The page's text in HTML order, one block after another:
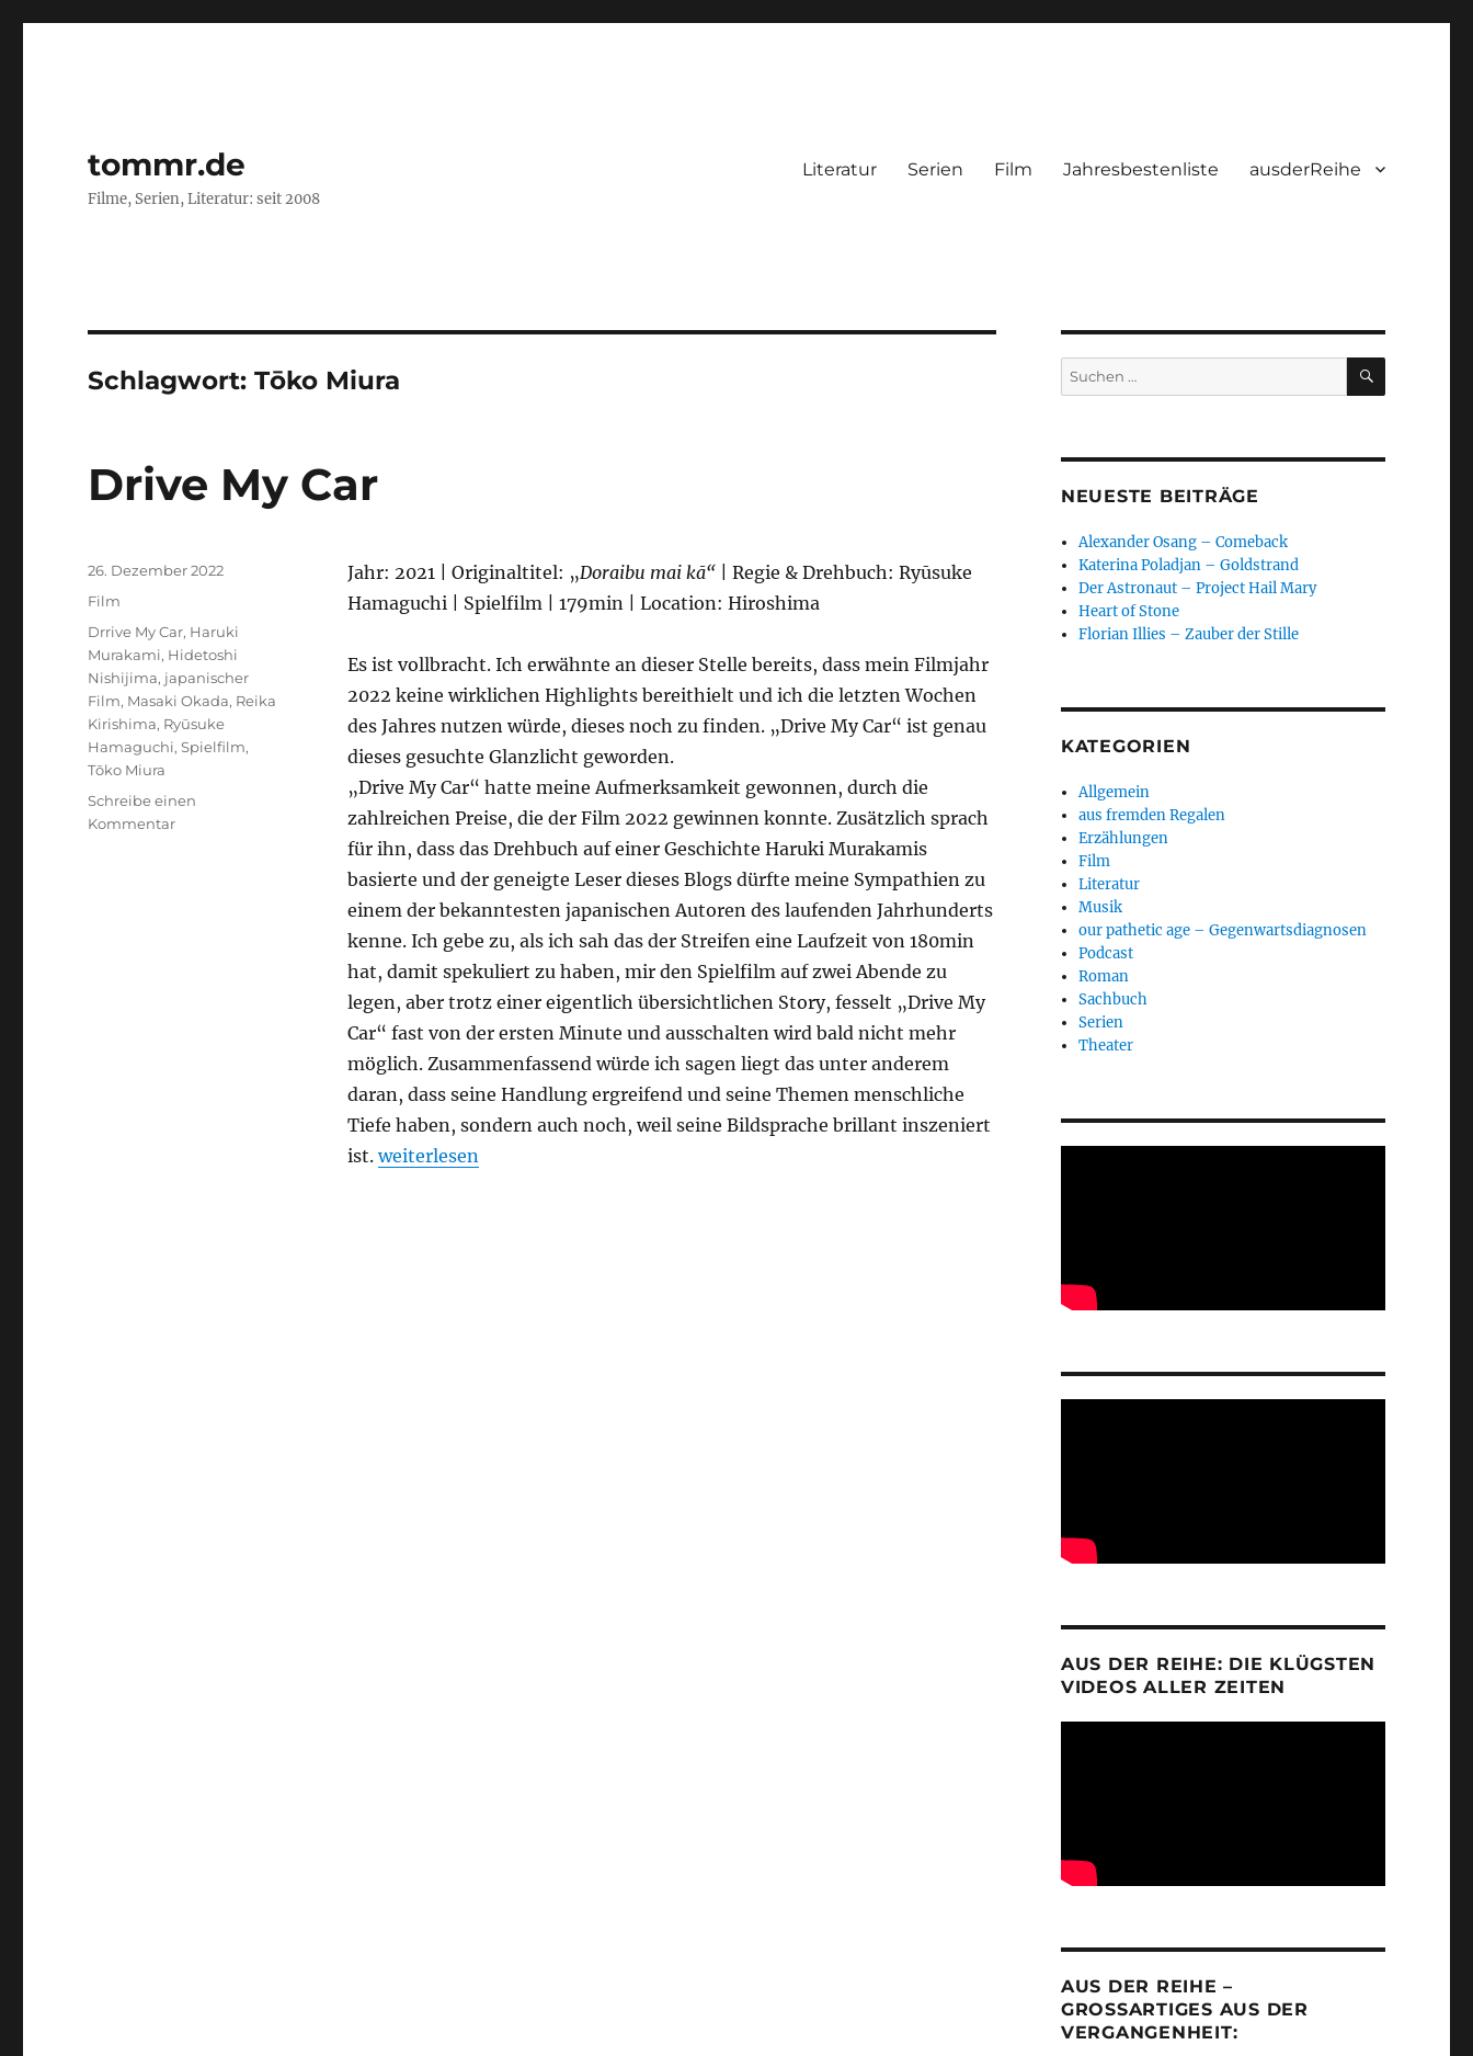
tommr.de
Filme, Serien, Literatur: seit 2008
Literatur Serien Film Jahresbestenliste ausderReihe
Schlagwort:Tōko Miura
Drive My Car
Jahr: 2021 | Originaltitel: „Doraibu mai kā“
| Regie & Drehbuch: Ryūsuke
Hamaguchi | Spielfilm | 179min | Location: Hiroshima
Es ist vollbracht. Ich erwähnte an dieser Stelle bereits, dass mein Filmjahr
2022 keine wirklichen Highlights bereithielt und ich die letzten Wochen
des Jahres nutzen würde, dieses noch zu finden. „Drive My Car“ ist genau
dieses gesuchte Glanzlicht geworden.
„Drive My Car“ hatte meine Aufmerksamkeit gewonnen, durch die
zahlreichen Preise, die der Film 2022 gewinnen konnte. Zusätzlich sprach
für ihn, dass das Drehbuch auf einer Geschichte Haruki Murakamis
basierte und der geneigte Leser dieses Blogs dürfte meine Sympathien zu
einem der bekanntesten japanischen Autoren des laufenden Jahrhunderts
kenne. Ich gebe zu, als ich sah das der Streifen eine Laufzeit von 180min
hat, damit spekuliert zu haben, mir den Spielfilm auf zwei Abende zu
legen, aber trotz einer eigentlich übersichtlichen Story, fesselt „Drive My
Car“ fast von der ersten Minute und ausschalten wird bald nicht mehr
möglich. Zusammenfassend würde ich sagen liegt das unter anderem
daran, dass seine Handlung ergreifend und seine Themen menschliche
Tiefe haben, sondern auch noch, weil seine Bildsprache brillant inszeniert
ist.„Drive My Car“
weiterlesen
Veröffentlicht
am
26. Dezember 2022
Kategorien
Film
Schlagwörter
Drrive My Car, Haruki
Murakami, Hidetoshi
Nishijima, japanischer
Film, Masaki Okada, Reika
Kirishima, Ryūsuke
Hamaguchi,Spielfilm,
Tōko Miura
Schreibe einen
Kommentarzu
Suchen
nach:
SUCHEN
NEUESTE BEITRÄGE
Alexander Osang – Comeback
Katerina Poladjan – Goldstrand
Der Astronaut – Project Hail Mary
Heart of Stone
Florian Illies – Zauber der Stille
KATEGORIEN
Allgemein
aus fremden Regalen
Erzählungen
Film
Literatur
Musik
our pathetic age – Gegenwartsdiagnosen
Podcast
Roman
Sachbuch
Serien
Theater
AUS DER REIHE: DIE KLÜGSTEN
VIDEOS ALLER ZEITEN
AUS DER REIHE –
GROSSARTIGES AUS DER V
ERGANGENHEIT: